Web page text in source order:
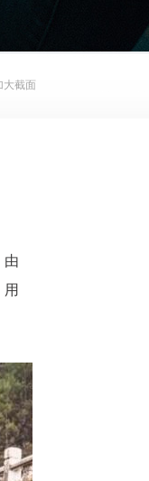
大截面
由
用